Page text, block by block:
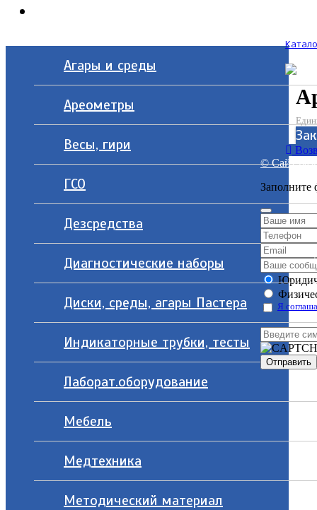
Агары и среды
Ареометры
Весы, гири
ГСО
Дезсредства
Диагностические наборы
Диски, среды, агары Пастера
Индикаторные трубки, тесты
Лаборат.оборудование
Мебель
Медтехника
Методический материал
© Сайт
Заполните
Я